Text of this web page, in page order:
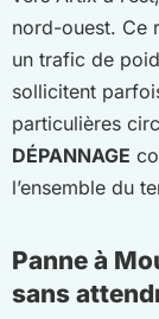
nord-ouest. Ce
un trafic de
sollicitent
particulières
DÉPANNAGE
l’ensemble du
Panne à
sans